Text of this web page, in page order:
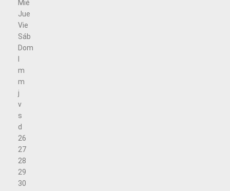
Mié
Jue
Vie
Sáb
Dom
m
m
j
v
s
d
26
27
28
29
30